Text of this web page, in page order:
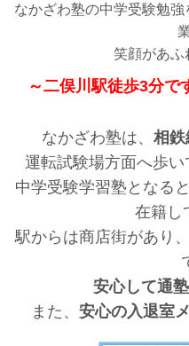
なかざわ塾の中学受験勉
笑顔があふ
～二俣川駅徒歩3分で
なかざわ塾は、 相鉄
運転試験場方面へ歩い
中学受験学習塾となる
在籍し
駅からは商店街があり
安心して通
また、 安心の入退室